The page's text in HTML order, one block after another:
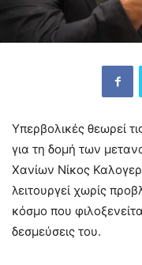
Υπερβολικές θεωρεί
για τη δομή των
Χανίων Νίκος
λειτουργεί χωρίς
κόσμο που
δεσμεύσεις του.